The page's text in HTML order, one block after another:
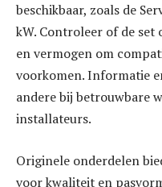
beschikbaar, zoals de
kW. Controleer of de
en vermogen om
voorkomen. Informatie
andere bij betrouwbare
installateurs.
Originele onderdelen
voor kwaliteit en